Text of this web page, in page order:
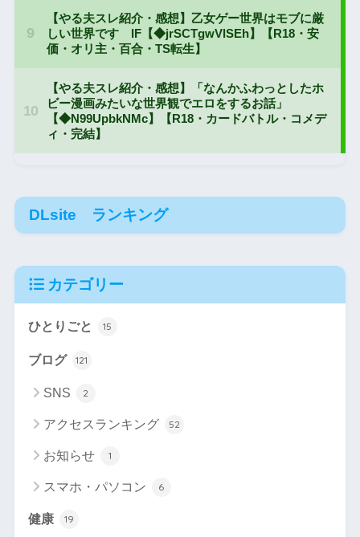
DLsite ランキング
カテゴリー
ひとりごと 15
ブログ 121
SNS 2
アクセスランキング 52
お知らせ 1
スマホ・パソコン 6
健康 19